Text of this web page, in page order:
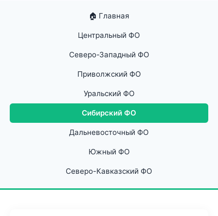
🏠 Главная
Центральный ФО
Северо-Западный ФО
Приволжский ФО
Уральский ФО
Сибирский ФО
Дальневосточный ФО
Южный ФО
Северо-Кавказский ФО